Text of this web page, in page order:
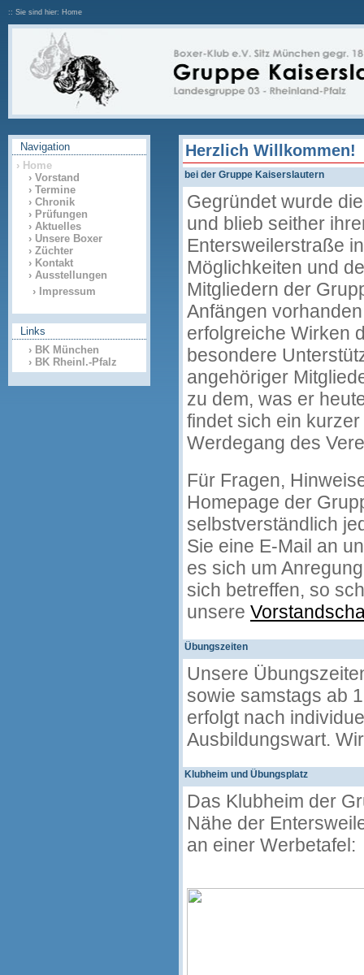
:: Sie sind hier: Home
Navigation
› Home
› Vorstand
› Termine
› Chronik
› Prüfungen
› Aktuelles
› Unsere Boxer
› Züchter
› Kontakt
› Ausstellungen
› Impressum
Links
› BK München
› BK Rheinl.-Pfalz
Herzlich Willkommen!
bei der Gruppe Kaiserslautern
Gegründet wurde
und blieb seither
Entersweilerstraße
Möglichkeiten und
Mitgliedern der
Anfängen
erfolgreiche Wirken
besondere
angehöriger
zu dem, was er
findet sich ein
Werdegang des
Für Fragen,
Homepage der
selbstverständlich
Sie eine E-Mail an
es sich um
sich betreffen, so
unsere
Übungszeiten
Unsere
sowie samstags ab
erfolgt nach
Ausbildungswart.
Klubheim und Übungsplatz
Das Klubheim der
Nähe der
an einer Werbetafel: